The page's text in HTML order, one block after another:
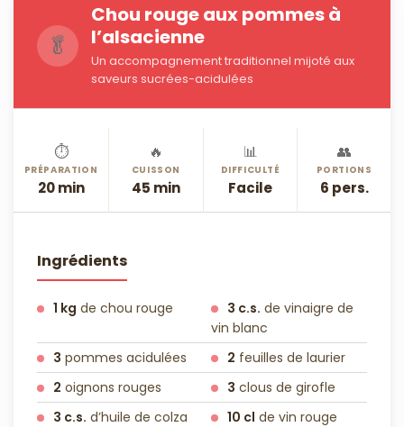
🥬
Chou rouge aux pommes à
l’alsacienne
Un accompagnement traditionnel mijoté aux
saveurs sucrées-acidulées
⏱️
PRÉPARATION
20 min
🔥
CUISSON
45 min
📊
DIFFICULTÉ
Facile
👥
PORTIONS
6 pers.
Ingrédients
1 kg de chou rouge 3 c.s. de vinaigre de
vin blanc
3 pommes acidulées 2 feuilles de laurier
2 oignons rouges 3 clous de girofle
3 c.s. d’huile de colza 10 cl de vin rouge